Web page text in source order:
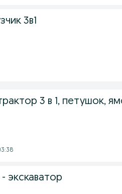
3в1
3 в 1, петушок,
- экскаватор